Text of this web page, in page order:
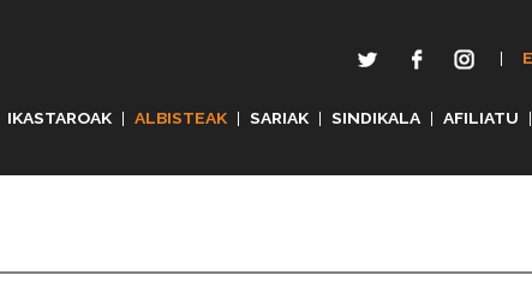
|
IKASTAROAK | ALBISTEAK | SARIAK | SINDIKALA | AFILIATU |